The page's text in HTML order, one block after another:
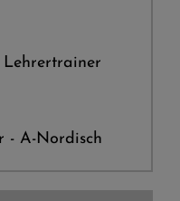
- A-Nordisch